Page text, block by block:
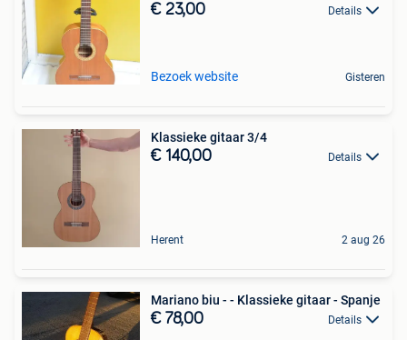
€ 23,00 Details
Bezoek website Gisteren
Klassieke gitaar 3/4
€ 140,00 Details
Herent 2 aug 26
Mariano biu - - Klassieke gitaar - Spanje
€ 78,00 Details